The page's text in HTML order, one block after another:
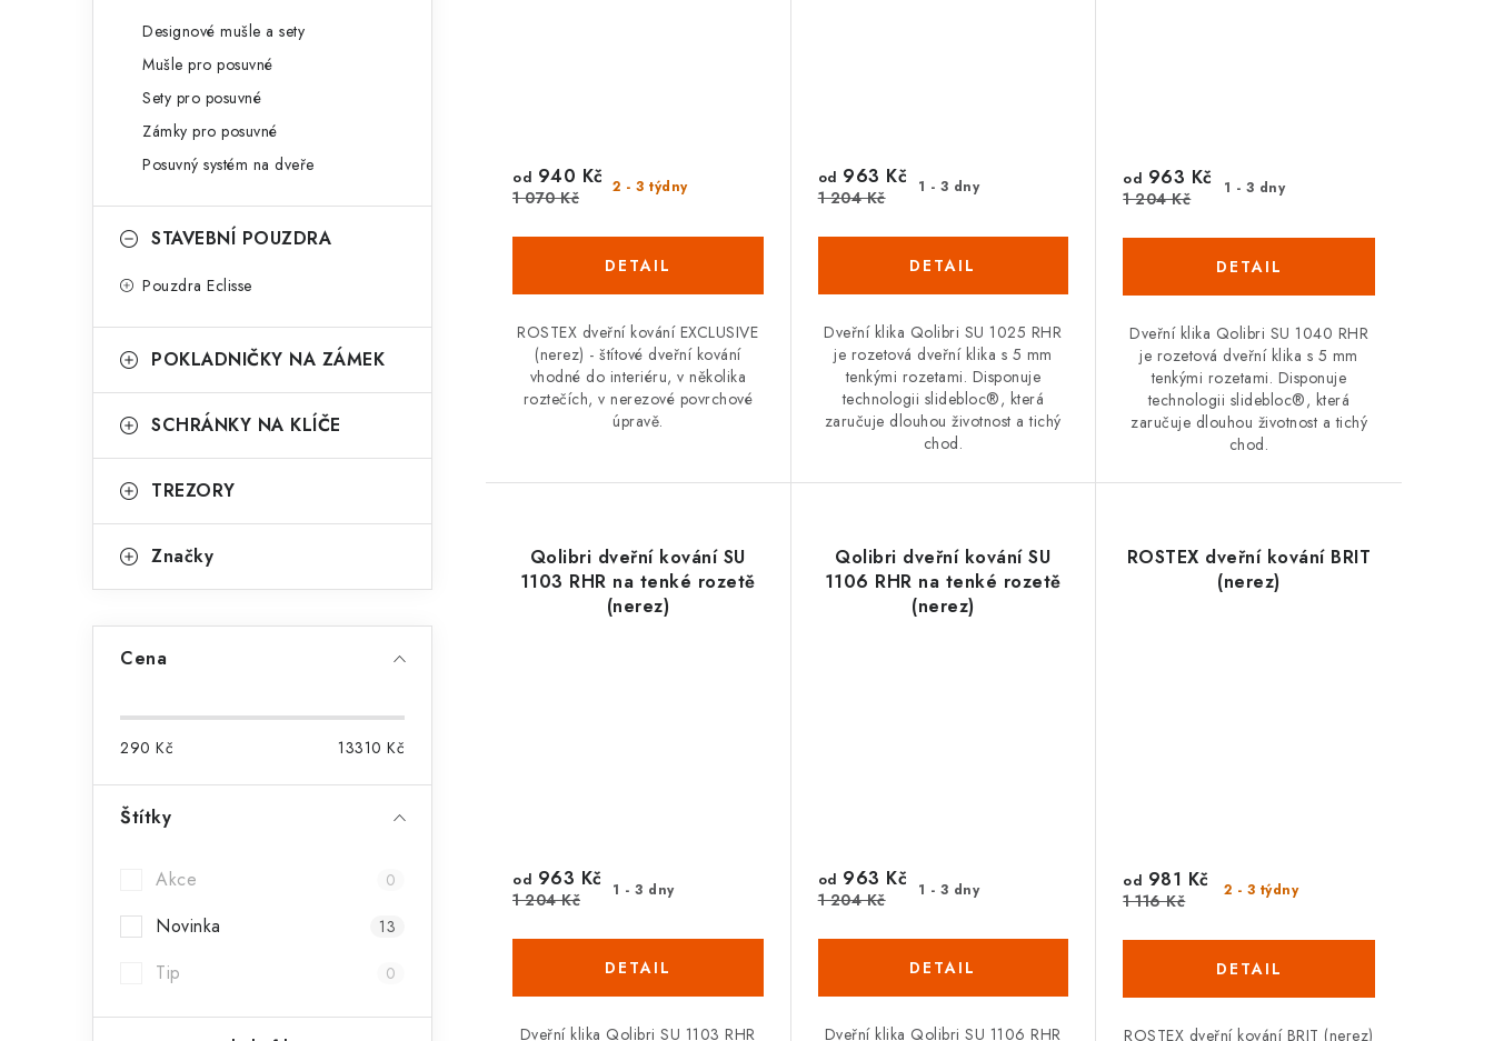
Designové mušle a sety
Mušle pro posuvné
Sety pro posuvné
Zámky pro posuvné
Posuvný systém na dveře
STAVEBNÍ POUZDRA
Pouzdra Eclisse
POKLADNIČKY NA ZÁMEK
SCHRÁNKY NA KLÍČE
TREZORY
Značky
Cena
290 Kč 13310 Kč
Štítky
Akce 0
Novinka 13
Tip 0
2 - 3 týdny
od 940 Kč
1 070 Kč
ROSTEX dveřní kování EXCLUSIVE
(nerez) - štítové dveřní kování
vhodné do interiéru, v několika
roztečích, v nerezové povrchové
úpravě.
1 - 3 dny
od 963 Kč
1 204 Kč
Dveřní klika Qolibri SU 1025 RHR
je rozetová dveřní klika s 5 mm
tenkými rozetami. Disponuje
technologii slidebloc®, která
zaručuje dlouhou životnost a tichý
chod.
1 - 3 dny
od 963 Kč
1 204 Kč
Dveřní klika Qolibri SU 1040 RHR
je rozetová dveřní klika s 5 mm
tenkými rozetami. Disponuje
technologii slidebloc®, která
zaručuje dlouhou životnost a tichý
chod.
Qolibri dveřní kování SU
1103 RHR na tenké rozetě
(nerez)
1 - 3 dny
od 963 Kč
1 204 Kč
Dveřní klika Qolibri SU 1103 RHR
Qolibri dveřní kování SU
1106 RHR na tenké rozetě
(nerez)
1 - 3 dny
od 963 Kč
1 204 Kč
Dveřní klika Qolibri SU 1106 RHR
ROSTEX dveřní kování BRIT
(nerez)
2 - 3 týdny
od 981 Kč
1 116 Kč
ROSTEX dveřní kování BRIT (nerez)